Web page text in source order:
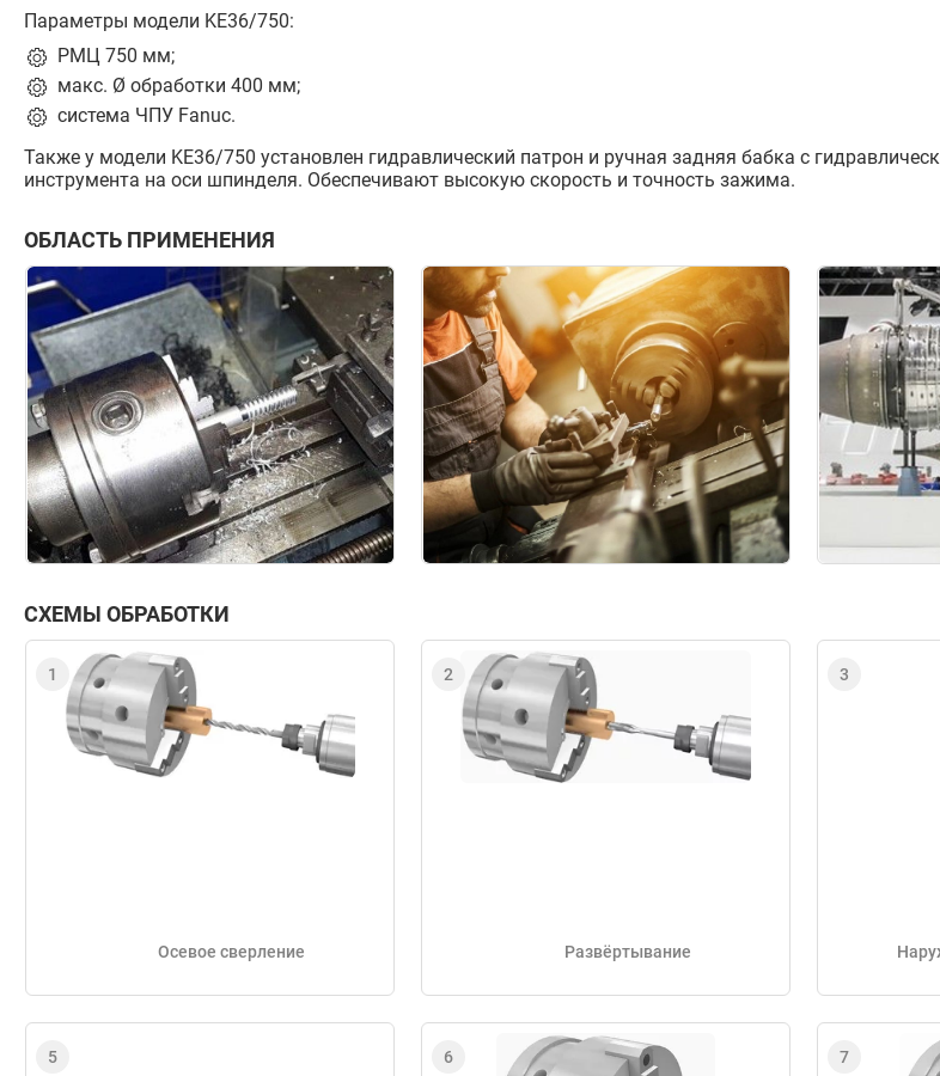
Параметры модели KE36/750:
РМЦ 750 мм;
макс. Ø обработки 400 мм;
система ЧПУ Fanuc.
Также у модели KE36/750 установлен гидравлический патрон и ручная задняя бабка c
инструмента на оси шпинделя. Обеспечивают высокую скорость и точность зажима.
ОБЛАСТЬ ПРИМЕНЕНИЯ
СХЕМЫ ОБРАБОТКИ
Осевое сверление Развёртывание